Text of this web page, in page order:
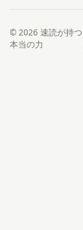
© 2026 速読が持つ
本当の力